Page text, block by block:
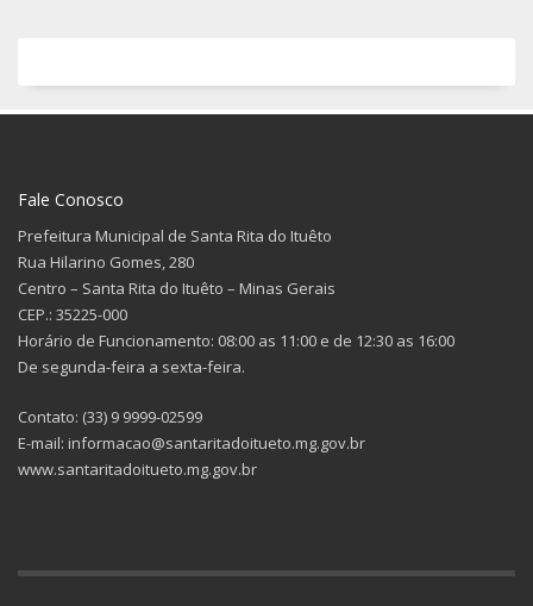
Fale Conosco
Prefeitura Municipal de Santa Rita do Ituêto
Rua Hilarino Gomes, 280
Centro – Santa Rita do Ituêto – Minas Gerais
CEP.: 35225-000
Horário de Funcionamento: 08:00 as 11:00 e de 12:30 as 16:00
De segunda-feira a sexta-feira.
Contato: (33) 9 9999-02599
E-mail: informacao@santaritadoitueto.mg.gov.br
www.santaritadoitueto.mg.gov.br